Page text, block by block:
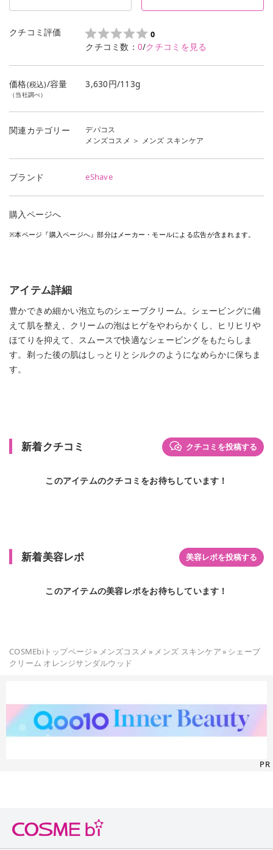
クチコミ評価 0
クチコミ数： 0/クチコミを見る
価格(税込)/容量
（当社調べ）
3,630円/113g
関連カテゴリー
デパコス
メンズコスメ ＞ メンズ スキンケア
ブランド eShave
購入ページへ
※本ページ『購入ページへ』部分はメーカー・モールによる広告が含まれます。
アイテム詳細
豊かできめ細かい泡立ちのシェーブクリーム。シェービングに備
えて肌を整え、クリームの泡はヒゲをやわらかくし、ヒリヒリや
ほてりを抑えて、スムースで快適なシェービングをもたらしま
す。剃った後の肌はしっとりとシルクのようになめらかに保ちま
す。
新着クチコミ クチコミを投稿する
このアイテムのクチコミをお待ちしています！
新着美容レポ 美容レポを投稿する
このアイテムの美容レポをお待ちしています！
COSMEbiトップページ» メンズコスメ » メンズ スキンケア» シェーブ
クリーム オレンジサンダルウッド
PR